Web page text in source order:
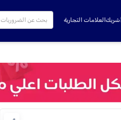
شريكالعلامات التجارية